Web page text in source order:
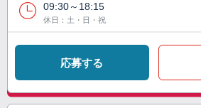
09:30～18:15
休日：土・日・祝
応募する